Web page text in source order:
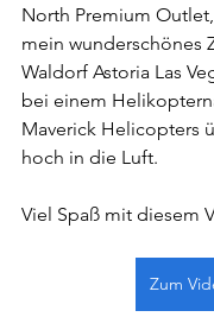
North Premium
mein wunderschönes
Waldorf Astoria Las
bei einem
Maverick Helicopters
hoch in die Luft.
Viel Spaß mit diesem
Zum